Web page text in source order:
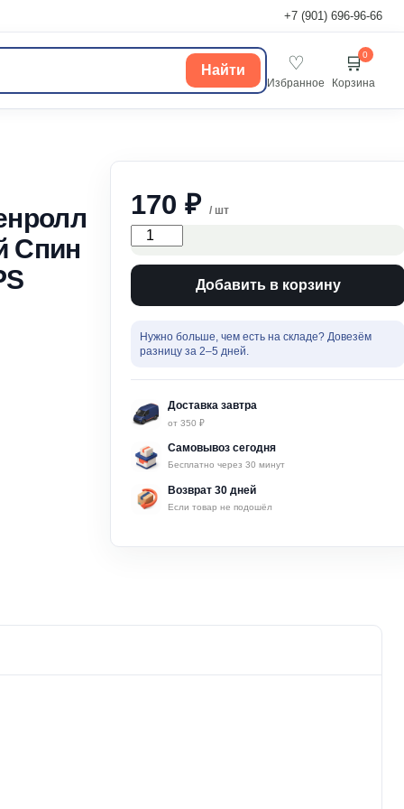
+7 (901) 696-96-66
Найти ♡
Избранное
🛒0
Корзина
Спин
170₽ / шт
Туалетный
набор
Рокенролл
ерш+подставка
белый
Клиан
SV3000БЛ-30PS
37361
Добавить в корзину
Нужно больше, чем есть на складе? Довезём
разницу за 2–5 дней.
Доставка завтра
от 350 ₽
Самовывоз сегодня
Бесплатно через 30 минут
Возврат 30 дней
Если товар не подошёл